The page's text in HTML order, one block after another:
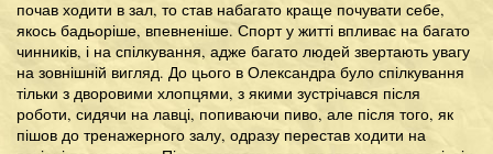
почав ходити в зал, то став набагато краще почувати себе,
якось бадьоріше, впевненіше. Спорт у житті впливає на багато
чинників, і на спілкування, адже багато людей звертають увагу
на зовнішній вигляд. До цього в Олександра було спілкування
тільки з дворовими хлопцями, з якими зустрічався після
роботи, сидячи на лавці, попиваючи пиво, але після того, як
пішов до тренажерного залу, одразу перестав ходити на